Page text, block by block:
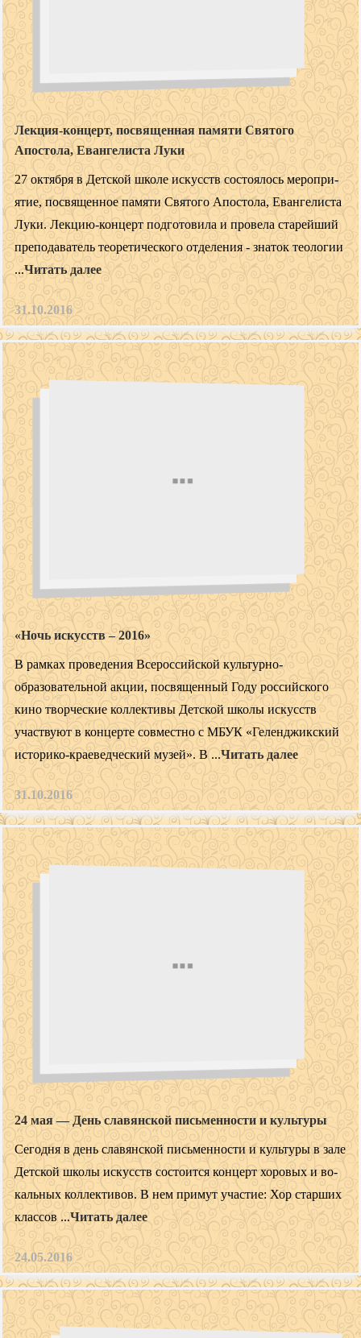
Лекция-концерт, посвященная памяти Святого
Апостола, Евангелиста Луки
27 ок­тября в Дет­ской шко­ле ис­кусств сос­то­ялось ме­роп­ри­
ятие, пос­вя­щен­ное па­мяти Свя­того Апос­то­ла, Еван­ге­лис­та
Лу­ки. Лек­цию-кон­церт под­го­тови­ла и про­вела ста­рей­ший
пре­пода­ватель те­оре­тичес­ко­го от­де­ления - зна­ток те­оло­гии
...Читать далее
31.10.2016
«Ночь искусств – 2016»
В рамках проведения Всероссийской культурно-
образовательной акции, посвященный Году российского
кино творческие коллективы Детской школы искусств
участвуют в концерте совместно с МБУК «Геленджикский
историко-краеведческий музей». В ...Читать далее
31.10.2016
24 мая — День славянской письменности и культуры
Се­год­ня в день сла­вян­ской пись­мен­ности и куль­ту­ры в за­ле
Дет­ской шко­лы ис­кусств сос­то­ит­ся кон­церт хо­ровых и во­
каль­ных кол­лекти­вов. В нем при­мут учас­тие: Хор стар­ших
клас­сов ...Читать далее
24.05.2016